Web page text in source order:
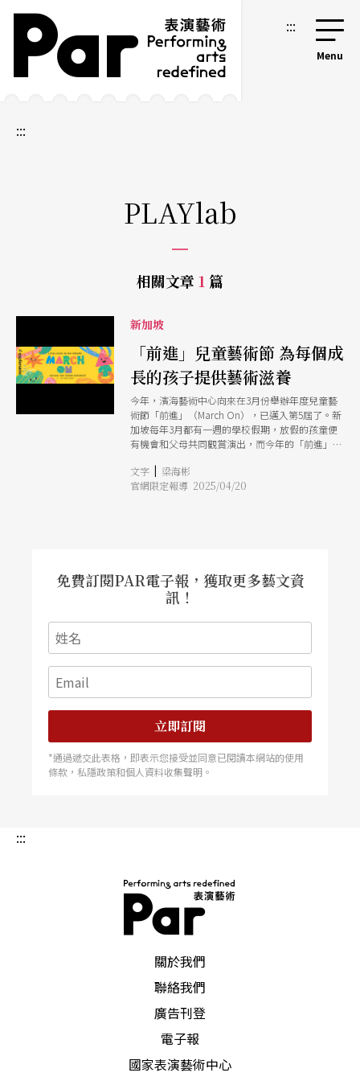
跳到主要內容區塊
網站導覽 :::
:::
PLAYlab
相關文章 1 篇
新加坡
「前進」兒童藝術節 為每個成
長的孩子提供藝術滋養
今年，濱海藝術中心向來在3月份舉辦年度兒童藝
術節「前進」（March On），已邁入第5屆了。新
加坡每年3月都有一週的學校假期，放假的孩童便
有機會和父母共同觀賞演出，而今年的「前進」為
系列的免費藝術活動如工作坊、裝置藝術等。
「前進」藝術節專為12歲以下的孩子打造藝術體
《BB車一族》，都是適合親子共同參與的參與式
劇場。
文字 | 梁海彬
官網限定報導 2025/04/20
免費訂閱PAR電子報，獲取更多藝文資
訊！
立即訂閱
*通過遞交此表格，即表示您接受並同意已閱讀本網站的使用
條款，私隱政策和個人資料收集聲明。
:::
關於我們
聯絡我們
廣告刊登
電子報
國家表演藝術中心